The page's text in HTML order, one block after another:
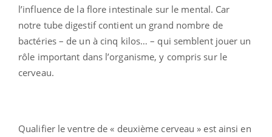
l’influence de la flore intestinale sur le mental. Car
notre tube digestif contient un grand nombre de
bactéries – de un à cinq kilos… – qui semblent jouer un
rôle important dans l’organisme, y compris sur le
cerveau.
Qualifier le ventre de « deuxième cerveau » est ainsi en